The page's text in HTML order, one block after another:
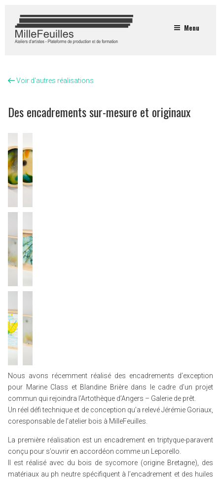
Menu
Voir d'autres réalisations
Des encadrements sur-mesure et originaux
Nous avons récemment réalisé des encadrements d’exception
pour Marine Class et Blandine Brière dans le cadre d’un projet
commun qui rejoindra l’Artothèque d’Angers – Galerie de prêt.
Un réel défi technique et de conception qu’a relevé Jérémie Goriaux,
coresponsable de l’atelier bois à MilleFeuilles.
La première réalisation est un encadrement en triptyque-paravent
conçu pour s’ouvrir en accordéon comme un Leporello.
Il est réalisé avec du bois de sycomore (origine Bretagne), des
matériaux au ph neutre spécifiquent à l’encadrement et des huiles